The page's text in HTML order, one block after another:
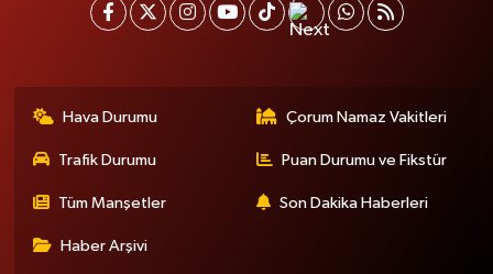
Hava Durumu Çorum Namaz Vakitleri
Trafik Durumu Puan Durumu ve Fikstür
Tüm Manşetler Son Dakika Haberleri
Haber Arşivi